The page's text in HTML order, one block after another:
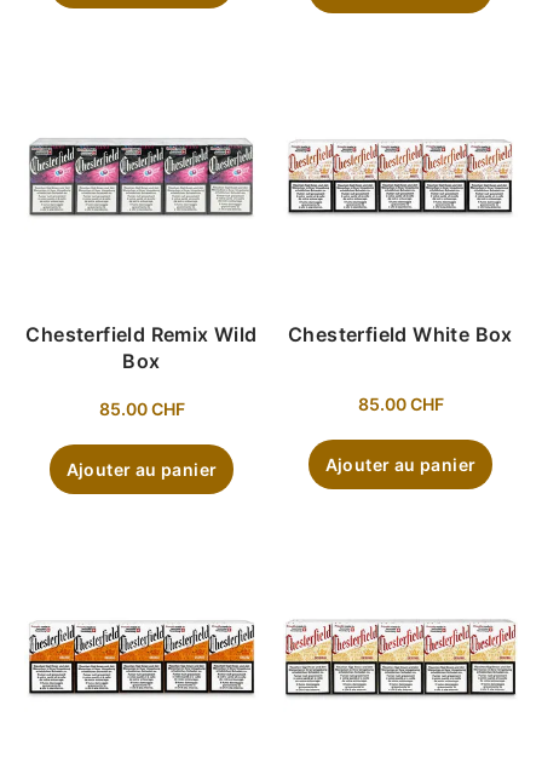
Chesterfield Remix Wild
Box
85.00CHF
Ajouter au panier
Chesterfield White Box
85.00CHF
Ajouter au panier